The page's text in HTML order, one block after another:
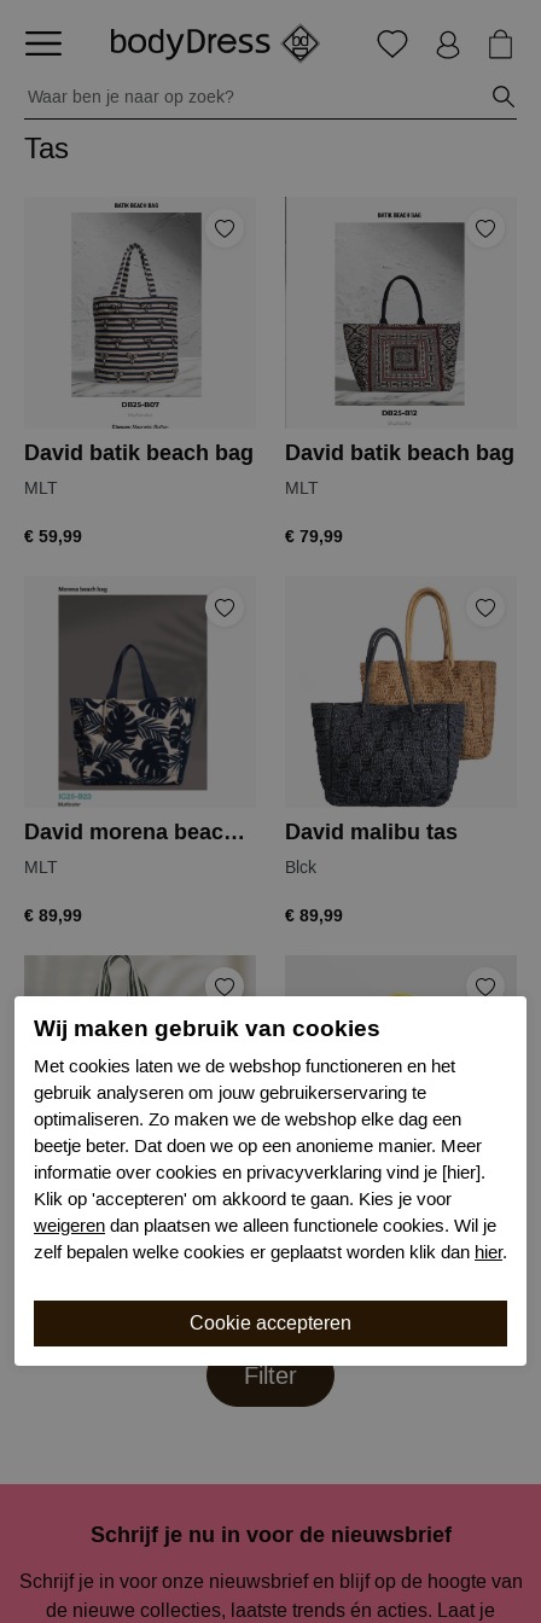
Tas
David batik beach bag
MLT
€ 59,99
David batik beach bag
MLT
€ 79,99
David morena beach bag
MLT
€ 89,99
David malibu tas
Blck
€ 89,99
David morena tas
MLT
€ 69,99
Pia Rossini citrus bag
NAT
€ 59,99
Filter
Schrijf je nu in voor de nieuwsbrief
Schrijf je in voor onze nieuwsbrief en blijf op de hoogte van
de nieuwe collecties, laatste trends én acties. Laat je
Wij maken gebruik van cookies
Met cookies laten we de webshop functioneren en het
gebruik analyseren om jouw gebruikerservaring te
optimaliseren. Zo maken we de webshop elke dag een
beetje beter. Dat doen we op een anonieme manier. Meer
informatie over cookies en privacyverklaring vind je [hier].
Klik op 'accepteren' om akkoord te gaan. Kies je voor
weigeren dan plaatsen we alleen functionele cookies. Wil je
zelf bepalen welke cookies er geplaatst worden klik dan hier.